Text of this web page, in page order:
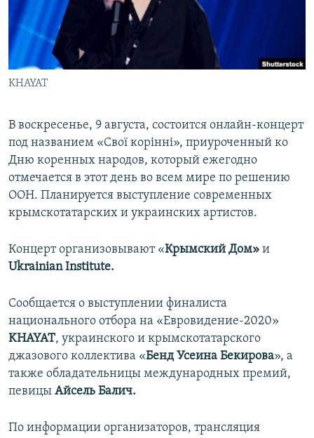
ПОБЕДИТЕЛЕЙ НЕ СУДЯТ?
КРЫМ.НЕПОКОРЕННЫЙ
ELIFBE
УКРАИНСКАЯ ПРОБЛЕМА КРЫМА
ПРИСОЕДИНЯЙТЕСЬ!
KHAYAT
В воскресенье, 9 августа, состоится онлайн-концерт
под названием «Свої корінні», приуроченный ко
Дню коренных народов, который ежегодно
отмечается в этот день во всем мире по решению
ООН. Планируется выступление современных
крымскотатарских и украинских артистов.
Концерт организовывают «Крымский Дом» и
Ukrainian Institute.
Сообщается о выступлении финалиста
национального отбора на «Евровидение-2020»
KHAYAT, украинского и крымскотатарского
джазового коллектива «​Бенд Усеина Бекирова»​, а
также обладательницы международных премий,
певицы Айсель Балич.
По информации организаторов, трансляция